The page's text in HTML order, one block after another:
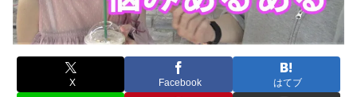
X Facebook はてブ